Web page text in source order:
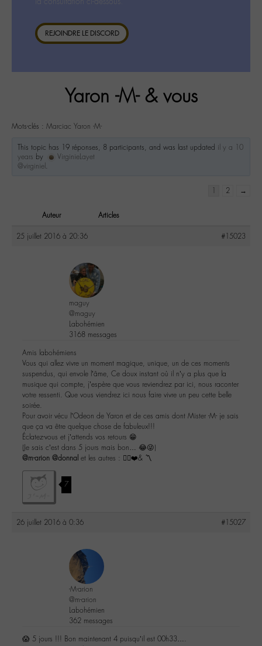
REJOINDRE LE DISCORD
Yaron -M- & vous
Mots-clés : Marciac Yaron -M-
This topic has 19 réponses, 8 participants, and was last updated il y a 10
years by
VirginieLayet
@virginiel.
1 2 →
Auteur Articles
25 juillet 2016 à 20:36 #15023
maguy
@maguy
Labohémien
3168 messages
Amis labohémiens
Vous qui allez vivre un moment magique, unique, un de ces moments
suspendus, qui envole l’âme, Ce doux instant où il n’y a plus que la
musique qui compte, j’espère que vous reviendrez par ici, nous raconter
votre ressenti. Que vous viendrez ici nous faire vivre un peu cette belle
soirée.
Pour avoir vécu l’Odeon de Yaron et de ces amis dont Mister -M- je sais
que ça va être quelque chose de fabuleux!!!
Éclatez-vous et j’attends vos retours 😁
(Je sais c’est dans 5 jours mais bon… 😂😜)
@m-arion @donnal et les autres : ✌🏼️❤️& 〽️
7
26 juillet 2016 à 0:36 #15027
-M-arion
@m-arion
Labohémien
362 messages
😱 5 jours !!! Bon maintenant 4 puisqu’il est 00h33….